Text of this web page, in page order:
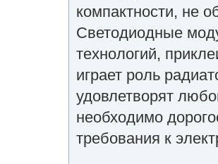
компактности, не
Светодиодные
технологий,
играет роль
удовлетворят
необходимо
требования к